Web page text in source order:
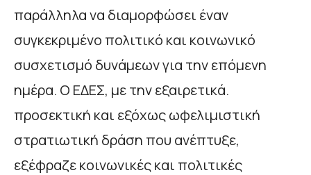
παράλληλα να διαμορφώσει έναν
συγκεκριμένο πολιτικό και κοινωνικό
συσχετισμό δυνάμεων για την επόμενη
ημέρα. Ο ΕΔΕΣ, με την εξαιρετικά.
προσεκτική και εξόχως ωφελιμιστική
στρατιωτική δράση που ανέπτυξε,
εξέφραζε κοινωνικές και πολιτικές